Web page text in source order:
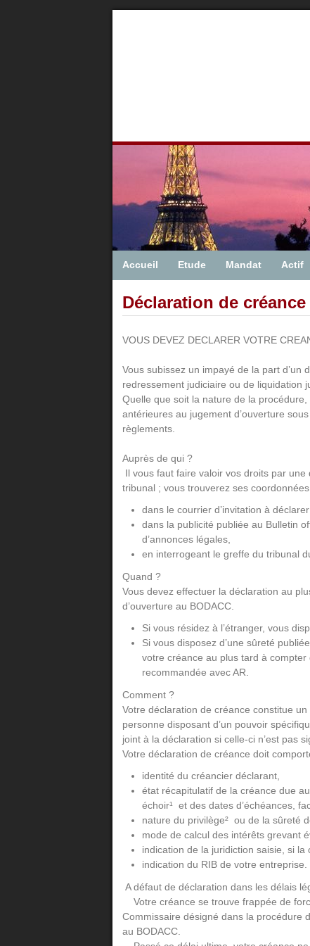
Accueil Etude Mandat Actif
Déclaration de créance
VOUS DEVEZ DECLARER VOTRE
Vous subissez un impayé de la part d’un
redressement judiciaire ou de liquidation
Quelle que soit la nature de la
antérieures au jugement d’ouverture
règlements.
Auprès de qui ?
Il vous faut faire valoir vos droits par
tribunal ; vous trouverez ses
dans le courrier d’invitation à
dans la publicité publiée au Bulletin
d’annonces légales,
en interrogeant le greffe du tribunal
Quand ?
Vous devez effectuer la déclaration au
d’ouverture au BODACC.
Si vous résidez à l’étranger, vous
Si vous disposez d’une sûreté
votre créance au plus tard à
recommandée avec AR.
Comment ?
Votre déclaration de créance constitue
personne disposant d’un pouvoir
joint à la déclaration si celle-ci n’est pas
Votre déclaration de créance doit
identité du créancier déclarant,
état récapitulatif de la créance due
échoir¹ et des dates d’échéances,
nature du privilège² ou de la sûreté
mode de calcul des intérêts grevant
indication de la juridiction saisie, si la
indication du RIB de votre entreprise.
A défaut de déclaration dans les délais
Votre créance se trouve frappée de
Commissaire désigné dans la procédure
au BODACC.